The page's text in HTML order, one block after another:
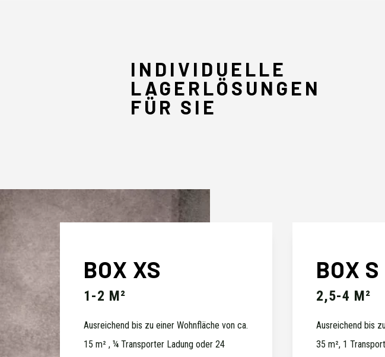
INDIVIDUELLE
LAGERLÖSUNGEN
FÜR SIE
BOX XS
1-2 M²
Ausreichend bis zu einer Wohnfläche von ca.
15 m² , ¼ Transporter Ladung oder 24
BOX S
2,5-4 M²
Ausreichend bis
35 m², 1